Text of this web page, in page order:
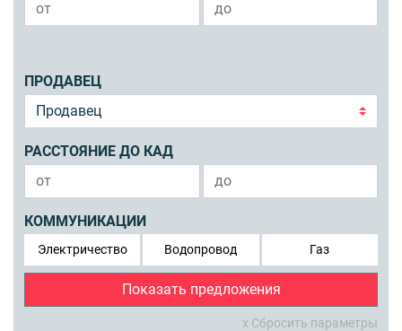
ПРОДАВЕЦ
РАССТОЯНИЕ ДО КАД
КОММУНИКАЦИИ
Электричество Водопровод Газ
Показать предложения
x Сбросить параметры